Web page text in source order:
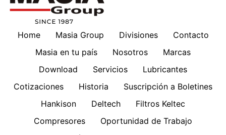
Home Masia Group Divisiones
Contacto
Masia en tu país
Nosotros
Marcas
Download
Servicios
Lubricantes
Cotizaciones
Historia
Suscripción a Boletines
Hankison
Deltech
Filtros Keltec
Compresores
Oportunidad de Trabajo